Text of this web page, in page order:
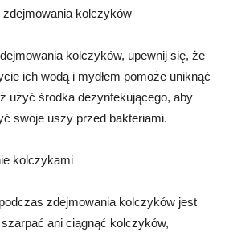
kolczyków
kolczyków, upewnij się, że
ich wodą i mydłem pomoże uniknąć
użyć środka dezynfekującego, aby
swoje uszy przed bakteriami.
kolczykami
zdejmowania kolczyków jest
ani ciągnąć kolczyków,